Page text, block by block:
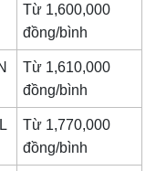
Từ 1,600,000
đồng/bình
Từ 1,610,000
đồng/bình
Từ 1,770,000
đồng/bình